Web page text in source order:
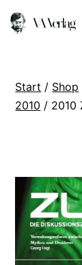
Zum
Inhalt
VA
Start / Shop
2010 / 2010